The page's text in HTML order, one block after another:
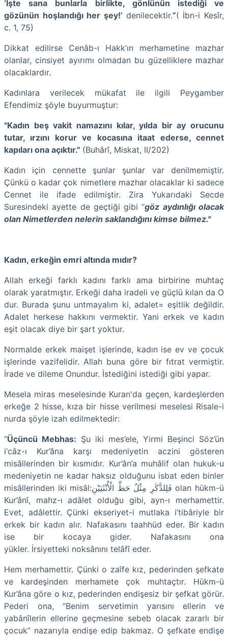
‘İşte sana bunlarla birlikte, gönlünün istediği ve
gözünün hoşlandığı her şey!’ denilecektir.”( İbn-i Kesîr,
c. 1, 75)
Dikkat edilirse Cenâb-ı Hakk’ın merhametine mazhar
olanlar, cinsiyet ayırımı olmadan bu güzelliklere mazhar
olacaklardır.
Kadınlara verilecek mükafat ile ilgili Peygamber
Efendimiz şöyle buyurmuştur:
"Kadın beş vakit namazını kılar, yılda bir ay orucunu
tutar, ırzını korur ve kocasına itaat ederse, cennet
kapıları ona açıktır." (Buhârî, Miskat, II/202)
Kadın için cennette şunlar şunlar var denilmemiştir.
Çünkü o kadar çok nimetlere mazhar olacaklar ki sadece
Cennet ile ifade edilmiştir. Zira Yukarıdaki Secde
Suresindeki ayette de geçtiği gibi "göz aydınlığı olacak
olan Nimetlerden nelerin saklandığını kimse bilmez."
Kadın, erkeğin emri altında mıdır?
Allah erkeği farklı kadını farklı ama birbirine muhtaç
olarak yaratmıştır. Erkeği daha iradeli ve güçlü kılan da O
dur. Burada şunu untmayalım ki, adalet= eşitlik değildir.
Adalet herkese hakkını vermektir. Yani erkek ve kadın
eşit olacak diye bir şart yoktur.
Normalde erkek maişet işlerinde, kadın ise ev ve çocuk
işlerinde vazifelidir. Allah buna göre bir fıtrat vermiştir.
İrade ve dileme Onundur. İstediğini istediği gibi yapar.
Mesela miras meselesinde Kuran'da geçen, kardeşlerden
erkeğe 2 hisse, kıza bir hisse verilmesi meselesi Risale-i
nurda şöyle izah edilmektedir:
"Üçüncü Mebhas: Şu iki mes’ele, Yirmi Beşinci Söz’ün
i‘câz-ı Kur’­âna karşı medeniyetin aczini gösteren
misâllerinden bir kısmıdır. Kur’ân’a muhâlif olan hukuk-u
medeniyetin ne kadar haksız olduğunu isbat eden binler
misâllerinden iki misâl:فَلِلذَّكَرِ مِثْلُ حَظِّ الْأُنْثَيَيْنِ olan hükm-ü
Kur’ânî, mahz-ı adâlet olduğu gibi, ayn-ı merhamettir.
Evet, adâlettir. Çünki ekseriyet-i mutlaka i‘tibâriyle bir
erkek bir kadın alır. Nafakasını taahhüd eder. Bir kadın
ise bir kocaya gider. Nafakasını ona
yükler. İrsiyetteki noksânını telâfî eder.
Hem merhamettir. Çünki o zaîfe kız, pederinden şefkate
ve kardeşinden merhamete çok muhtaçtır. Hükm-ü
Kur’âna göre o kız, pederinden endişesiz bir şefkat görür.
Pederi ona, “Benim servetimin yarısını ellerin ve
yabânîlerin ellerine geçmesine sebeb olacak zararlı bir
çocuk” nazarıyla endişe edip bakmaz. O şefkate endişe